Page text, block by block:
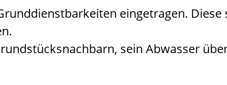
eingetragen. Diese
dstücksnachbarn, sein Abwasser